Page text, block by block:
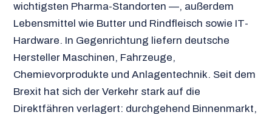
wichtigsten Pharma-Standorten —, außerdem
Lebensmittel wie Butter und Rindfleisch sowie IT-
Hardware. In Gegenrichtung liefern deutsche
Hersteller Maschinen, Fahrzeuge,
Chemievorprodukte und Anlagentechnik. Seit dem
Brexit hat sich der Verkehr stark auf die
Direktfähren verlagert: durchgehend Binnenmarkt,